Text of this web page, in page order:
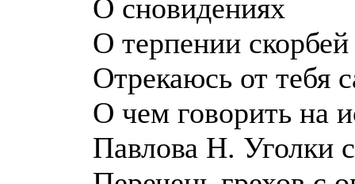
О сновидениях
О терпении
Отрекаюсь от тебя
О чем говорить на
Павлова Н. Уголки